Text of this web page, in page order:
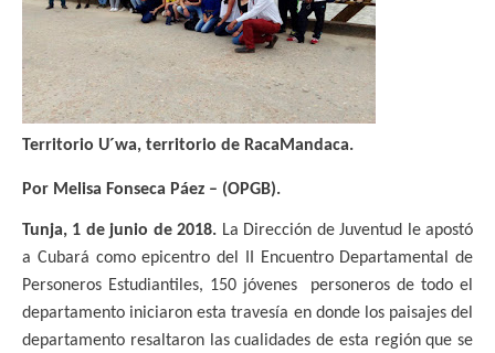
Territorio U´wa, territorio de RacaMandaca.
Por Melisa Fonseca Páez – (OPGB).
Tunja, 1 de junio de 2018. La Dirección de Juventud le apostó
a Cubará como epicentro del II Encuentro Departamental de
Personeros Estudiantiles, 150 jóvenes personeros de todo el
departamento iniciaron esta travesía en donde los paisajes del
departamento resaltaron las cualidades de esta región que se